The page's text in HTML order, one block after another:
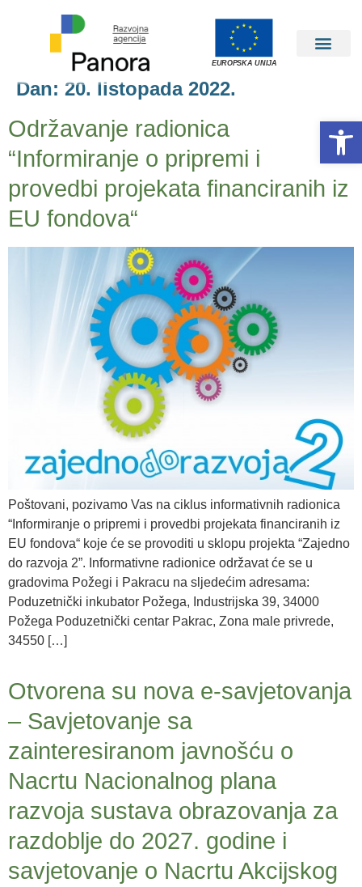
EUROPSKA UNIJA
Dan: 20. listopada 2022.
Održavanje radionica
“Informiranje o pripremi i
provedbi projekata financiranih iz
EU fondova“
Poštovani, pozivamo Vas na ciklus informativnih radionica
“Informiranje o pripremi i provedbi projekata financiranih iz
EU fondova“ koje će se provoditi u sklopu projekta “Zajedno
do razvoja 2”. Informativne radionice održavat će se u
gradovima Požegi i Pakracu na sljedećim adresama:
Poduzetnički inkubator Požega, Industrijska 39, 34000
Požega Poduzetnički centar Pakrac, Zona male privrede,
34550 […]
Otvorena su nova e-savjetovanja
– Savjetovanje sa
zainteresiranom javnošću o
Nacrtu Nacionalnog plana
razvoja sustava obrazovanja za
razdoblje do 2027. godine i
savjetovanje o Nacrtu Akcijskog